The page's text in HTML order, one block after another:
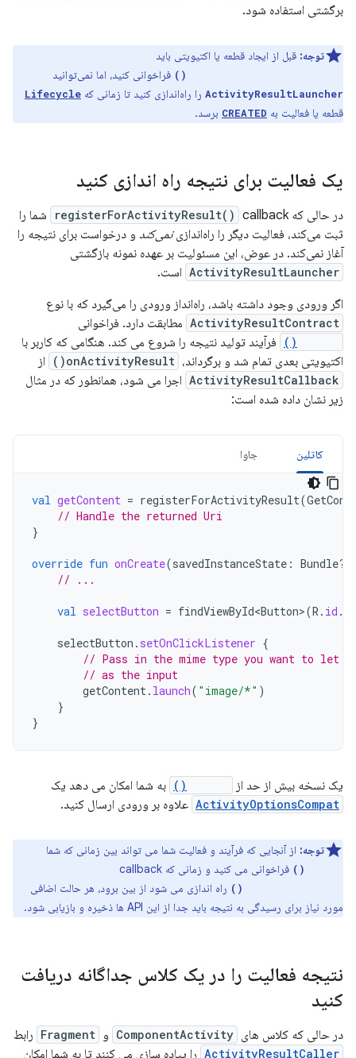
برگشتی استفاده شود.
توجه: قبل از ایجاد قطعه یا اکتیویتی باید
فراخوانی کنید، اما نمی‌توانید
ActivityResultLauncher را راه‌اندازی کنید تا زمانی که Lifecycle
قطعه یا فعالیت به CREATED برسد.
یک فعالیت برای نتیجه راه اندازی کنید
در حالی که registerForActivityResult()
callback شما را
ثبت می‌کند، فعالیت دیگر را راه‌اندازینمی‌کند و درخواست برای نتیجه را
آغاز نمی‌کند. در عوض، این مسئولیت بر عهده نمونه بازگشتی
ActivityResultLauncher است.
اگر ورودی وجود داشته باشد، راه‌انداز ورودی را می‌گیرد که با نوع
ActivityResultContract مطابقت دارد. فراخوانی
فرآیند تولید نتیجه را شروع می کند. هنگامی که کاربر با
اکتیویتی بعدی تمام شد و برگرداند، onActivityResult() از
ActivityResultCallback اجرا می شود، همانطور که در مثال
زیر نشان داده شده است:
کاتلین جاوا
val getContent = registerForActivityResult(
// Handle the returned Uri
}
override fun onCreate(savedInstanceState : Bundle?)
// ...
val selectButton = findViewById<Button>(R . id .
selectButton . setOnClickListener {
// Pass in the mime type you want to let
// as the input
getContent. launch( "image/*" )
}
}
یک نسخه بیش از حد از به شما امکان می دهد یک
ActivityOptionsCompat علاوه بر ورودی ارسال کنید.
توجه: از آنجایی که فرآیند و فعالیت شما می تواند بین زمانی که شما
فراخوانی می کنید و زمانی که callback
راه اندازی می شود از بین برود، هر حالت اضافی
مورد نیاز برای رسیدگی به نتیجه باید جدا از این API ها ذخیره و بازیابی شود.
نتیجه فعالیت را در یک کلاس جداگانه دریافت
کنید
در حالی که کلاس های ComponentActivity و Fragment رابط
ActivityResultCaller را پیاده سازی می کنند تا به شما امکان